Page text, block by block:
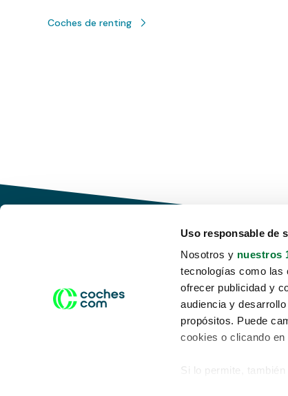
Uso responsable de
Nosotros y nuestros
tecnologías como las
ofrecer publicidad y
audiencia y
propósitos. Puede
cookies o clicando
Si lo permite, también
Coches de renting
Conduce tu futuro,
desata tu movilidad